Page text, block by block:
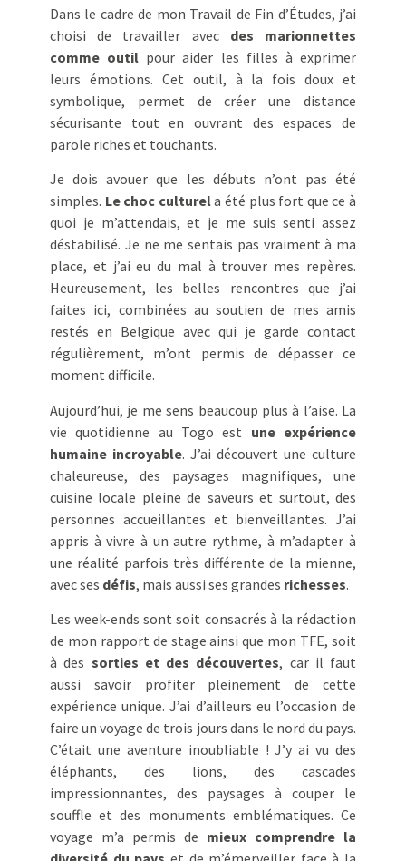
Dans le cadre de mon Travail de Fin d’Études, j’ai
choisi de travailler avec des marionnettes
comme outil pour aider les filles à exprimer
leurs émotions. Cet outil, à la fois doux et
symbolique, permet de créer une distance
sécurisante tout en ouvrant des espaces de
parole riches et touchants.
Je dois avouer que les débuts n’ont pas été
simples. Le choc culturela été plus fort que ce à
quoi je m’attendais, et je me suis senti assez
déstabilisé. Je ne me sentais pas vraiment à ma
place, et j’ai eu du mal à trouver mes repères.
Heureusement, les belles rencontres que j’ai
faites ici, combinées au soutien de mes amis
restés en Belgique avec qui je garde contact
régulièrement, m’ont permis de dépasser ce
moment difficile.
Aujourd’hui, je me sens beaucoup plus à l’aise. La
vie quotidienne au Togo est une expérience
humaine incroyable. J’ai découvert une culture
chaleureuse, des paysages magnifiques, une
cuisine locale pleine de saveurs et surtout, des
personnes accueillantes et bienveillantes. J’ai
appris à vivre à un autre rythme, à m’adapter à
une réalité parfois très différente de la mienne,
avec ses défis, mais aussi ses grandes richesses.
Les week-ends sont soit consacrés à la rédaction
de mon rapport de stage ainsi que mon TFE, soit
à des sorties et des découvertes, car il faut
aussi savoir profiter pleinement de cette
expérience unique. J’ai d’ailleurs eu l’occasion de
faire un voyage de trois jours dans le nord du pays.
C’était une aventure inoubliable ! J’y ai vu des
éléphants, des lions, des cascades
impressionnantes, des paysages à couper le
souffle et des monuments emblématiques. Ce
voyage m’a permis de mieux comprendre la